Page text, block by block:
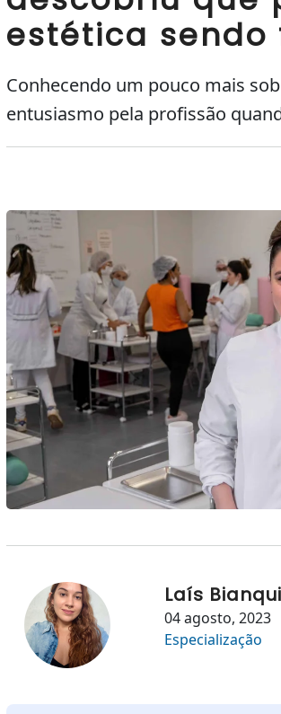
estética
Conhecendo um pouco mais
entusiasmo pela profissão
Laís
04 agosto, 2023
Especialização